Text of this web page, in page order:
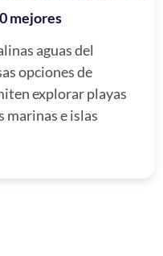
mejores
aguas del
opciones de
explorar playas
marinas e islas